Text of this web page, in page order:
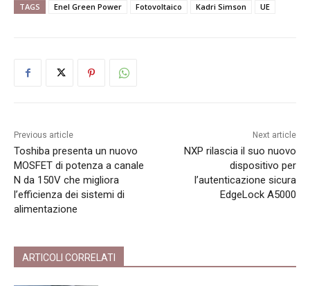
TAGS Enel Green Power Fotovoltaico Kadri Simson UE
Previous article
Toshiba presenta un nuovo
MOSFET di potenza a canale
N da 150V che migliora
l’efficienza dei sistemi di
alimentazione
Next article
NXP rilascia il suo nuovo
dispositivo per
l’autenticazione sicura
EdgeLock A5000
ARTICOLI CORRELATI